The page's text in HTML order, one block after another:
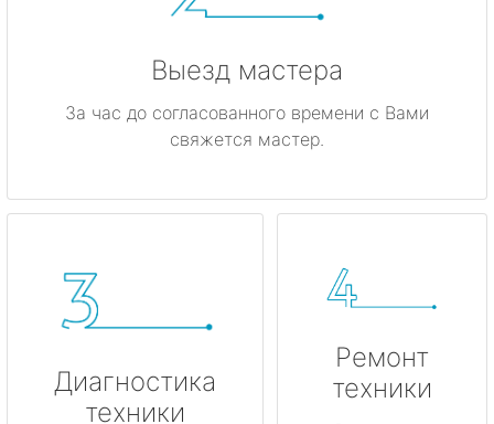
Выезд мастера
За час до согласованного времени с Вами
свяжется мастер.
Диагностика
техники
Ремонт
техники